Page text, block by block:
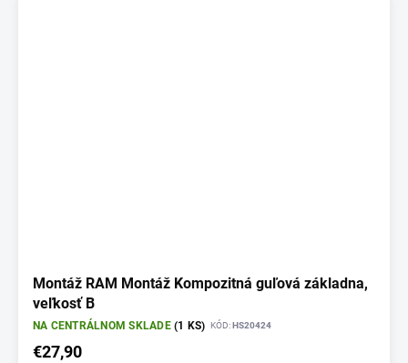
Montáž RAM Montáž Kompozitná guľová základna,
veľkosť B
NA CENTRÁLNOM SKLADE(1 KS) KÓD:HS20424
€27,90